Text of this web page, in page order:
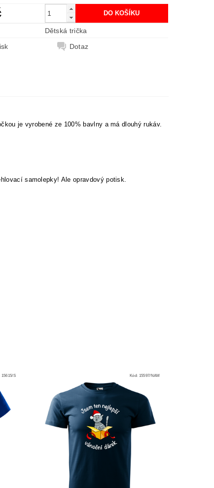
Dětská trička
Dotaz
je vyrobené ze 100% bavlny a má dlouhý rukáv.
samolepky! Ale opravdový potisk.
15615/S Kód: 15597/NAM